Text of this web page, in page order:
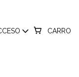
CARRO